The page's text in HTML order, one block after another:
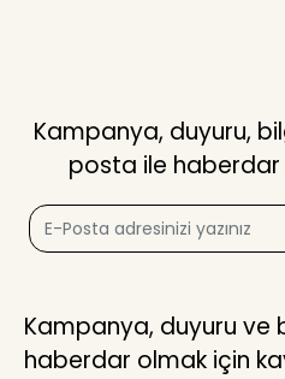
Kampanya, duyuru,
posta ile
Kampanya, duyuru ve
haberdar olmak için